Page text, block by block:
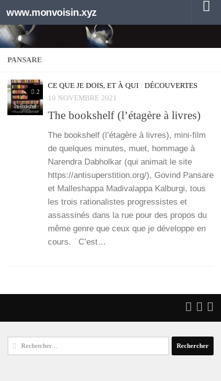
Au dessous du contenu
www.monvoisin.xyz
PANSARE
2
CE QUE JE DOIS, ET À QUI / DÉCOUVERTES
10 NOVEMBRE 2021
The bookshelf (l’étagère à livres)
The book­shelf (l’é­ta­gère à livres), mini-film
de quelques minutes, muet, hom­mage à
Naren­dra Dabhol­kar (qui ani­mait le site
https://antisuperstition.org/), Govind Pan­sare
et Mal­le­shap­pa Madi­va­lap­pa Kal­bur­gi, tous
les trois ratio­na­listes pro­gres­sistes et
assas­si­nés dans la rue pour des pro­pos du
même genre que ceux que je déve­loppe en
cours. C’est…
Rechercher :